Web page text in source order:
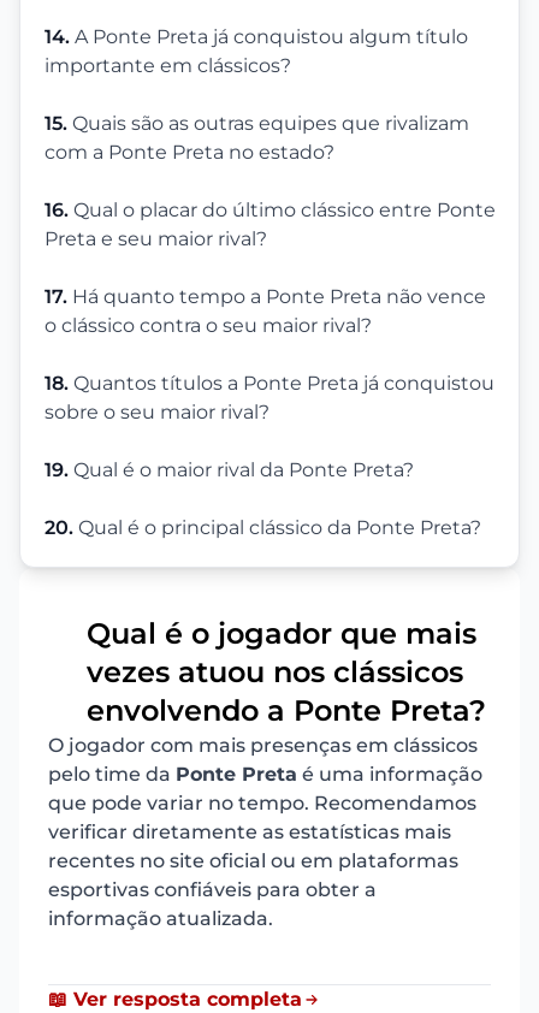
14. A Ponte Preta já conquistou algum título
importante em clássicos?
15. Quais são as outras equipes que rivalizam
com a Ponte Preta no estado?
16. Qual o placar do último clássico entre Ponte
Preta e seu maior rival?
17. Há quanto tempo a Ponte Preta não vence
o clássico contra o seu maior rival?
18. Quantos títulos a Ponte Preta já conquistou
sobre o seu maior rival?
19. Qual é o maior rival da Ponte Preta?
20. Qual é o principal clássico da Ponte Preta?
Qual é o jogador que mais
vezes atuou nos clássicos
envolvendo a Ponte Preta?
O jogador com mais presenças em clássicos
pelo time da Ponte Preta é uma informação
que pode variar no tempo. Recomendamos
verificar diretamente as estatísticas mais
recentes no site oficial ou em plataformas
esportivas confiáveis para obter a
informação atualizada.
📖 Ver resposta completa